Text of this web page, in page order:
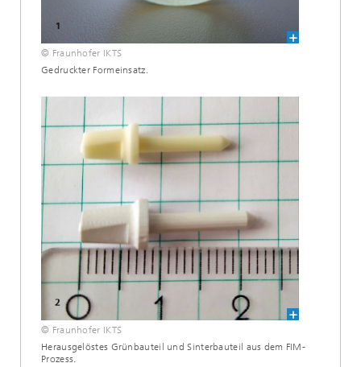
© Fraunhofer IKTS
Gedruckter Formeinsatz.
© Fraunhofer IKTS
Herausgelöstes Grünbauteil und Sinterbauteil aus dem FIM-
Prozess.